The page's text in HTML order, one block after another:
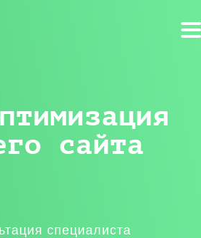
сайта
специалиста